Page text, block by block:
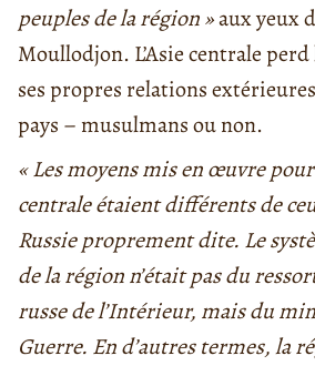
peuples de la région »aux yeux
Moullodjon. L’Asie centrale
ses propres relations extérieures
pays – musulmans ou non.
« Les moyens mis en œuvre
centrale étaient différents de
Russie proprement dite. Le
de la région n’était pas du
russe de l’Intérieur, mais du
Guerre. En d’autres termes, la